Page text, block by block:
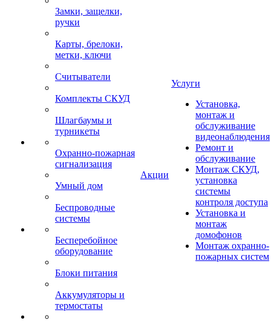
Замки, защелки,
ручки
Карты, брелоки,
метки, ключи
Считыватели
Комплекты СКУД
Шлагбаумы и
турникеты
Охранно-пожарная
сигнализация
Умный дом
Беспроводные
системы
Бесперебойное
оборудование
Блоки питания
Аккумуляторы и
термостаты
Акции
Услуги
Установка,
монтаж и
обслуживание
видеонаблюдения
Ремонт и
обслуживание
Монтаж СКУД,
установка
системы
контроля доступа
Установка и
монтаж
домофонов
Монтаж охранно-
пожарных систем